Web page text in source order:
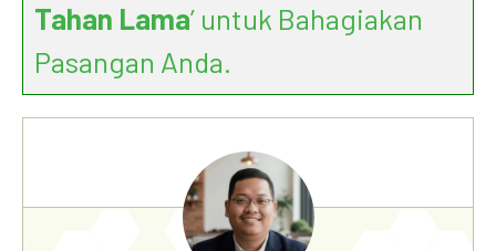
Tahan Lama’ untuk Bahagiakan
Pasangan Anda.